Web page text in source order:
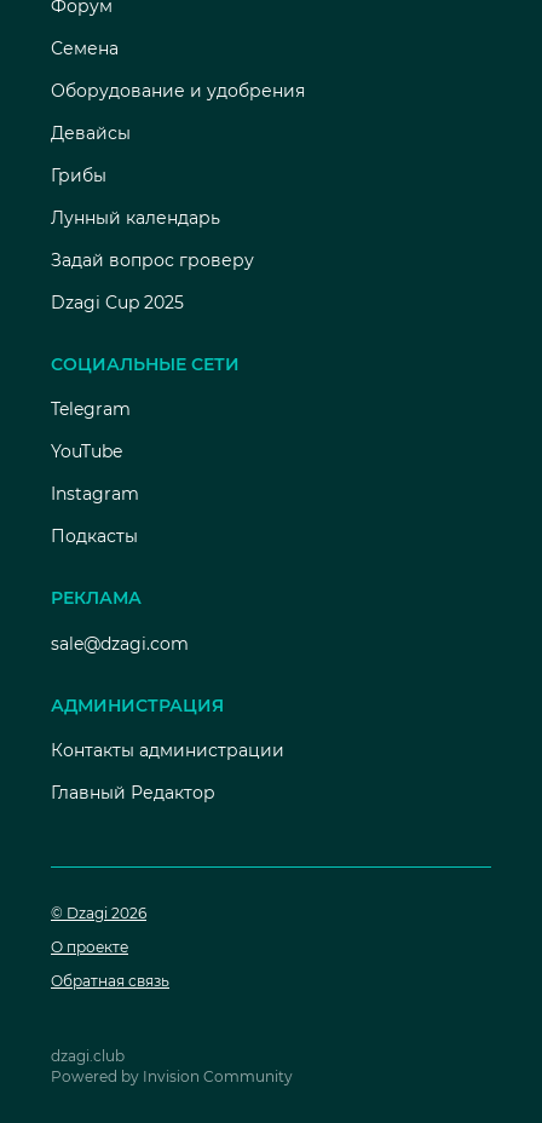
Форум
Семена
Оборудование и удобрения
Девайсы
Грибы
Лунный календарь
Задай вопрос гроверу
Dzagi Cup 2025
СОЦИАЛЬНЫЕ СЕТИ
Telegram
YouTube
Instagram
Подкасты
РЕКЛАМА
sale@dzagi.com
АДМИНИСТРАЦИЯ
Контакты администрации
Главный Редактор
© Dzagi 2026
О проекте
Обратная связь
dzagi.club
Powered by Invision Community